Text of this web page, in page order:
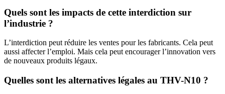
Quels sont les impacts de cette interdiction sur
l’industrie ?
L’interdiction peut réduire les ventes pour les fabricants. Cela peut
aussi affecter l’emploi. Mais cela peut encourager l’innovation vers
de nouveaux produits légaux.
Quelles sont les alternatives légales au THV-N10 ?